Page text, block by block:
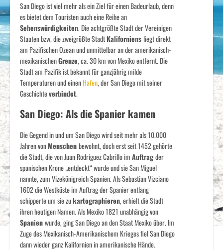
San Diego ist viel mehr als ein Ziel für einen Badeurlaub, denn
es bietet dem Touristen auch eine Reihe an
Sehenswürdigkeiten. Die achtgrößte Stadt der Vereinigen
Staaten bzw. die zweigrößte StadtKaliforniens liegt direkt
am Pazifischen Ozean und unmittelbar an der amerikanisch-
mexikanischenGrenze, ca. 30 km von Mexiko entfernt. Die
Stadt am Pazifik ist bekannt für ganzjährig milde
Temperaturen und einenHafen, der San Diego mit seiner
Geschichteverbindet.
San Diego: Als die Spanier kamen
Die Gegend in und um San Diego wird seit mehr als 10.000
Jahren vonMenschenbewohnt, doch erst seit 1452 gehörte
die Stadt, die von Juan Rodriguez Cabrillo imAuftragder
spanischen Krone „entdeckt“ wurde und sie San Miguel
nannte, zum Vizekönigreich Spanien. Als Sebastian Vizciano
1602 die Westküste im Auftrag der Spanier entlang
schipperte um sie zukartographieren, erhielt die Stadt
ihren heutigen Namen. Als Mexiko 1821 unabhängig von
Spanienwurde, ging San Diego an den Staat Mexiko über. Im
Zuge des Mexikanisch-Amerikanischem Krieges fiel San Diego
dann wieder ganz Kalifornien in amerikanische Hände.